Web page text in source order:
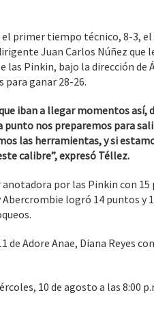
primer tiempo técnico, 8-3,
Juan Carlos Núñez que
las Pinkin, bajo la dirección de
para ganar 28-26.
iban a llegar momentos así,
punto nos preparemos para
las herramientas, y si
calibre”, expresó Téllez.
por las Pinkin con 15
logró 14 puntos y
de Adore Anae, Diana Reyes
10 de agosto a las 8:00